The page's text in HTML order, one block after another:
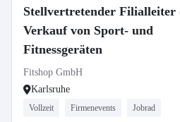
Stellvertretender Filialleiter
Verkauf von Sport- und
Fitnessgeräten
Fitshop GmbH
Karlsruhe
Vollzeit Firmenevents Jobrad